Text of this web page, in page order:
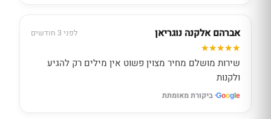
אברהם אלקנה נוגריאן לפני 3 חודשים
שירות מושלם מחיר מצוין פשוט אין מילים רק להגיע
ולקנות
Google · ביקורת מאומתת